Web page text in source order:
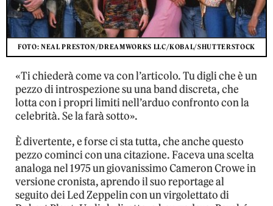
FOTO: NEAL PRESTON/DREAMWORKS LLC/KOBAL/SHUTTERSTOCK
«Ti chiederà come va con l’articolo. Tu digli che è un
pezzo di introspezione su una band discreta, che
lotta con i propri limiti nell’arduo confronto con la
celebrità. Se la farà sotto».
È divertente, e forse ci sta tutta, che anche questo
pezzo cominci con una citazione. Faceva una scelta
analoga nel 1975 un giovanissimo Cameron Crowe in
versione cronista, aprendo il suo reportage al
seguito dei Led Zeppelin con un virgolettato di